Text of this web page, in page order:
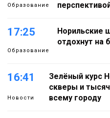
Образование
17:25
Образование
Норильские
отдохнут на
16:41
Новости
Зелёный курс
скверы и
всему городу